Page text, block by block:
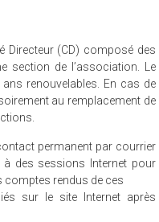
Directeur (CD) composé des
section de l’association. Le
renouvelables. En cas de
au remplacement de
permanent par courrier
à des sessions Internet pour
comptes rendus de ces
sur le site Internet après